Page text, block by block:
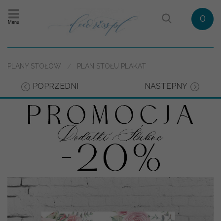
Menu 0
PLANY STOŁÓW PLAN STOŁU PLAKAT
POPRZEDNI NASTĘPNY